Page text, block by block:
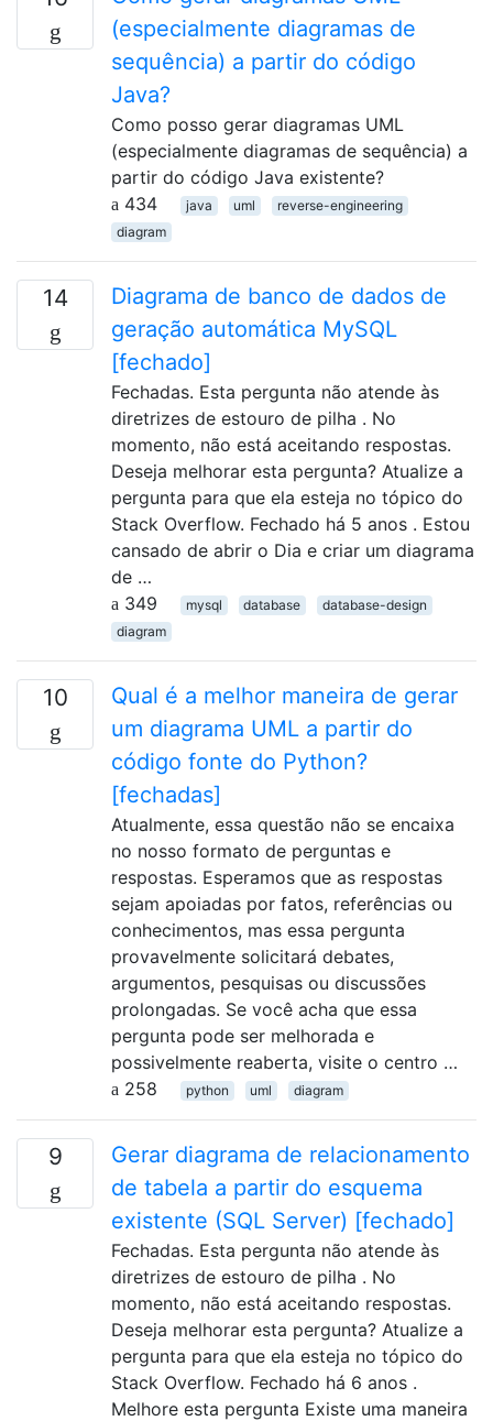
(especialmente diagramas de
sequência) a partir do código
Java?
Como posso gerar diagramas UML
(especialmente diagramas de sequência) a
partir do código Java existente?
434
java uml
reverse-engineering
diagram
14
Diagrama de banco de dados de
geração automática MySQL
[fechado]
Fechadas. Esta pergunta não atende às
diretrizes de estouro de pilha . No
momento, não está aceitando respostas.
Deseja melhorar esta pergunta? Atualize a
pergunta para que ela esteja no tópico do
Stack Overflow. Fechado há 5 anos . Estou
cansado de abrir o Dia e criar um diagrama
de …
349
mysql database
database-design
diagram
10
Qual é a melhor maneira de gerar
um diagrama UML a partir do
código fonte do Python?
[fechadas]
Atualmente, essa questão não se encaixa
no nosso formato de perguntas e
respostas. Esperamos que as respostas
sejam apoiadas por fatos, referências ou
conhecimentos, mas essa pergunta
provavelmente solicitará debates,
argumentos, pesquisas ou discussões
prolongadas. Se você acha que essa
pergunta pode ser melhorada e
possivelmente reaberta, visite o centro …
258
python uml diagram
9
Gerar diagrama de relacionamento
de tabela a partir do esquema
existente (SQL Server) [fechado]
Fechadas. Esta pergunta não atende às
diretrizes de estouro de pilha . No
momento, não está aceitando respostas.
Deseja melhorar esta pergunta? Atualize a
pergunta para que ela esteja no tópico do
Stack Overflow. Fechado há 6 anos .
Melhore esta pergunta Existe uma maneira